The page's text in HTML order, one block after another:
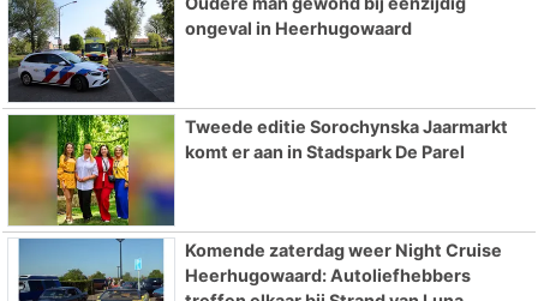
ongeval in Heerhugowaard
Tweede editie Sorochynska Jaarmarkt
komt er aan in Stadspark De Parel
Komende zaterdag weer Night Cruise
Heerhugowaard: Autoliefhebbers